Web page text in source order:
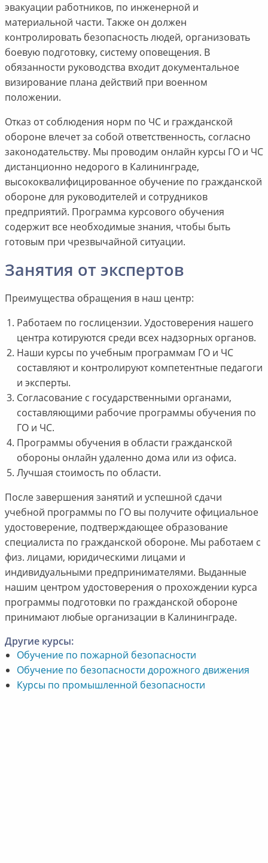
эвакуации работников, по инженерной и
материальной части. Также он должен
контролировать безопасность людей, организовать
боевую подготовку, систему оповещения. В
обязанности руководства входит документальное
визирование плана действий при военном
положении.
Отказ от соблюдения норм по ЧС и гражданской
обороне влечет за собой ответственность, согласно
законодательству. Мы проводим онлайн курсы ГО и ЧС
дистанционно недорого в Калининграде,
высококвалифицированное обучение по гражданской
обороне для руководителей и сотрудников
предприятий. Программа курсового обучения
содержит все необходимые знания, чтобы быть
готовым при чрезвычайной ситуации.
Занятия от экспертов
Преимущества обращения в наш центр:
Работаем по гослицензии. Удостоверения нашего
центра котируются среди всех надзорных органов.
Наши курсы по учебным программам ГО и ЧС
составляют и контролируют компетентные педагоги
и эксперты.
Согласование с государственными органами,
составляющими рабочие программы обучения по
ГО и ЧС.
Программы обучения в области гражданской
обороны онлайн удаленно дома или из офиса.
Лучшая стоимость по области.
После завершения занятий и успешной сдачи
учебной программы по ГО вы получите официальное
удостоверение, подтверждающее образование
специалиста по гражданской обороне. Мы работаем с
физ. лицами, юридическими лицами и
индивидуальными предпринимателями. Выданные
нашим центром удостоверения о прохождении курса
программы подготовки по гражданской обороне
принимают любые организации в Калининграде.
Другие курсы:
Обучение по пожарной безопасности
Обучение по безопасности дорожного движения
Курсы по промышленной безопасности